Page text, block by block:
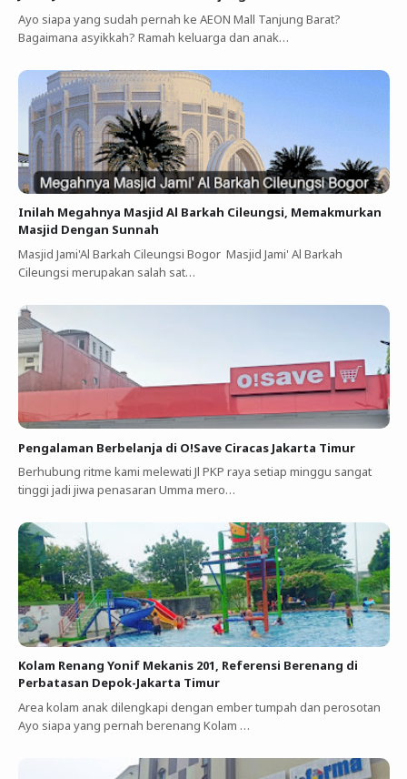
Ayo siapa yang sudah pernah ke AEON Mall Tanjung Barat?
Bagaimana asyikkah? Ramah keluarga dan anak…
Inilah Megahnya Masjid Al Barkah Cileungsi, Memakmurkan
Masjid Dengan Sunnah
Masjid Jami'Al Barkah Cileungsi Bogor Masjid Jami' Al Barkah
Cileungsi merupakan salah sat…
Pengalaman Berbelanja di O!Save Ciracas Jakarta Timur
Berhubung ritme kami melewati Jl PKP raya setiap minggu sangat
tinggi jadi jiwa penasaran Umma mero…
Kolam Renang Yonif Mekanis 201, Referensi Berenang di
Perbatasan Depok-Jakarta Timur
Area kolam anak dilengkapi dengan ember tumpah dan perosotan
Ayo siapa yang pernah berenang Kolam …